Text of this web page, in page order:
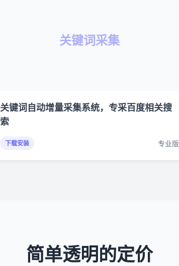
关键词采集
关键词自动增量采集系统，专采百度相关搜
索
下载安装 专业版
简单透明的定价